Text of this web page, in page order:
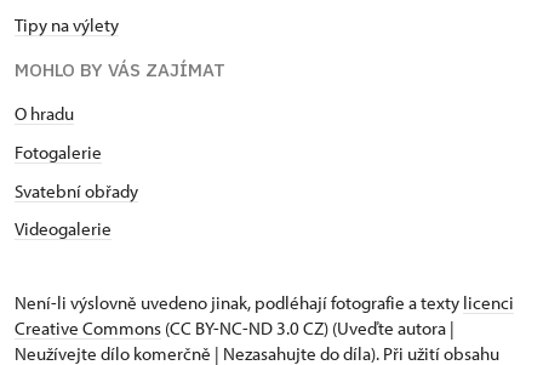
Tipy na výlety
MOHLO BY VÁS ZAJÍMAT
O hradu
Fotogalerie
Svatební obřady
Videogalerie
Není-li výslovně uvedeno jinak, podléhají fotografie a texty licenci
Creative Commons (CC BY-NC-ND 3.0 CZ) (Uveďte autora |
Neužívejte dílo komerčně | Nezasahujte do díla). Při užití obsahu